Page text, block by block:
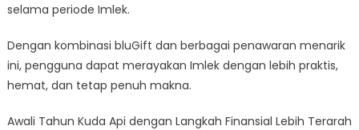
selama periode Imlek.
Dengan kombinasi bluGift dan berbagai penawaran menarik
ini, pengguna dapat merayakan Imlek dengan lebih praktis,
hemat, dan tetap penuh makna.
Awali Tahun Kuda Api dengan Langkah Finansial Lebih Terarah